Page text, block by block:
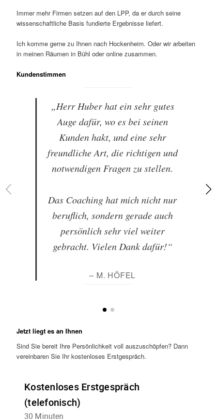
Immer mehr Firmen setzen auf den LPP, da er durch seine
wissenschaftliche Basis fundierte Ergebnisse liefert.
Ich komme gerne zu Ihnen nach Hockenheim. Oder wir arbeiten
in meinen Räumen in Bühl oder online zusammen.
Kundenstimmen
„Herr Huber hat ein sehr gutes
Auge dafür, wo es bei seinen
Kunden hakt, und eine sehr
freundliche Art, die richtigen und
notwendigen Fragen zu stellen.
Das Coaching hat mich nicht nur
beruflich, sondern gerade auch
persönlich sehr viel weiter
gebracht. Vielen Dank dafür!“
– M. HÖFEL
Jetzt liegt es an Ihnen
Sind Sie bereit Ihre Persönlichkeit voll auszuschöpfen? Dann
vereinbaren Sie Ihr kostenloses Erstgespräch.